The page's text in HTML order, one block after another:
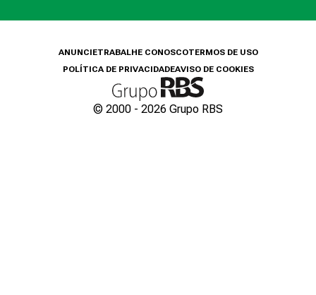
ANUNCIETRABALHE CONOSCOTERMOS DE USO
POLÍTICA DE PRIVACIDADEAVISO DE COOKIES
© 2000 - 2026 Grupo RBS